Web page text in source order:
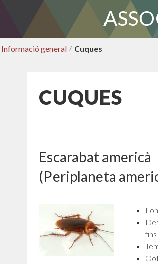
Informació general / Cuques
CUQUES
Escarabat americà
(Periplaneta